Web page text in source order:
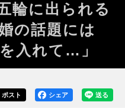
輪に出られる
の話題には
入れて…」
送る
シェア
ポスト